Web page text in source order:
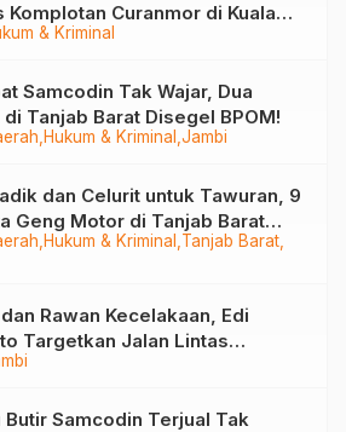
& Kriminal
Komplotan Curanmor di Kuala
Hukum & Kriminal Jambi
Samcodin Tak Wajar, Dua
Tanjab Barat Disegel BPOM!
Hukum & Kriminal Tanjab Barat
dan Celurit untuk Tawuran, 9
Geng Motor di Tanjab Barat
Rawan Kecelakaan, Edi
Targetkan Jalan Lintas
Jambi Mulus di 2028
Butir Samcodin Terjual Tak